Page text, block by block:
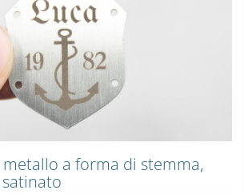
a forma di stemma,